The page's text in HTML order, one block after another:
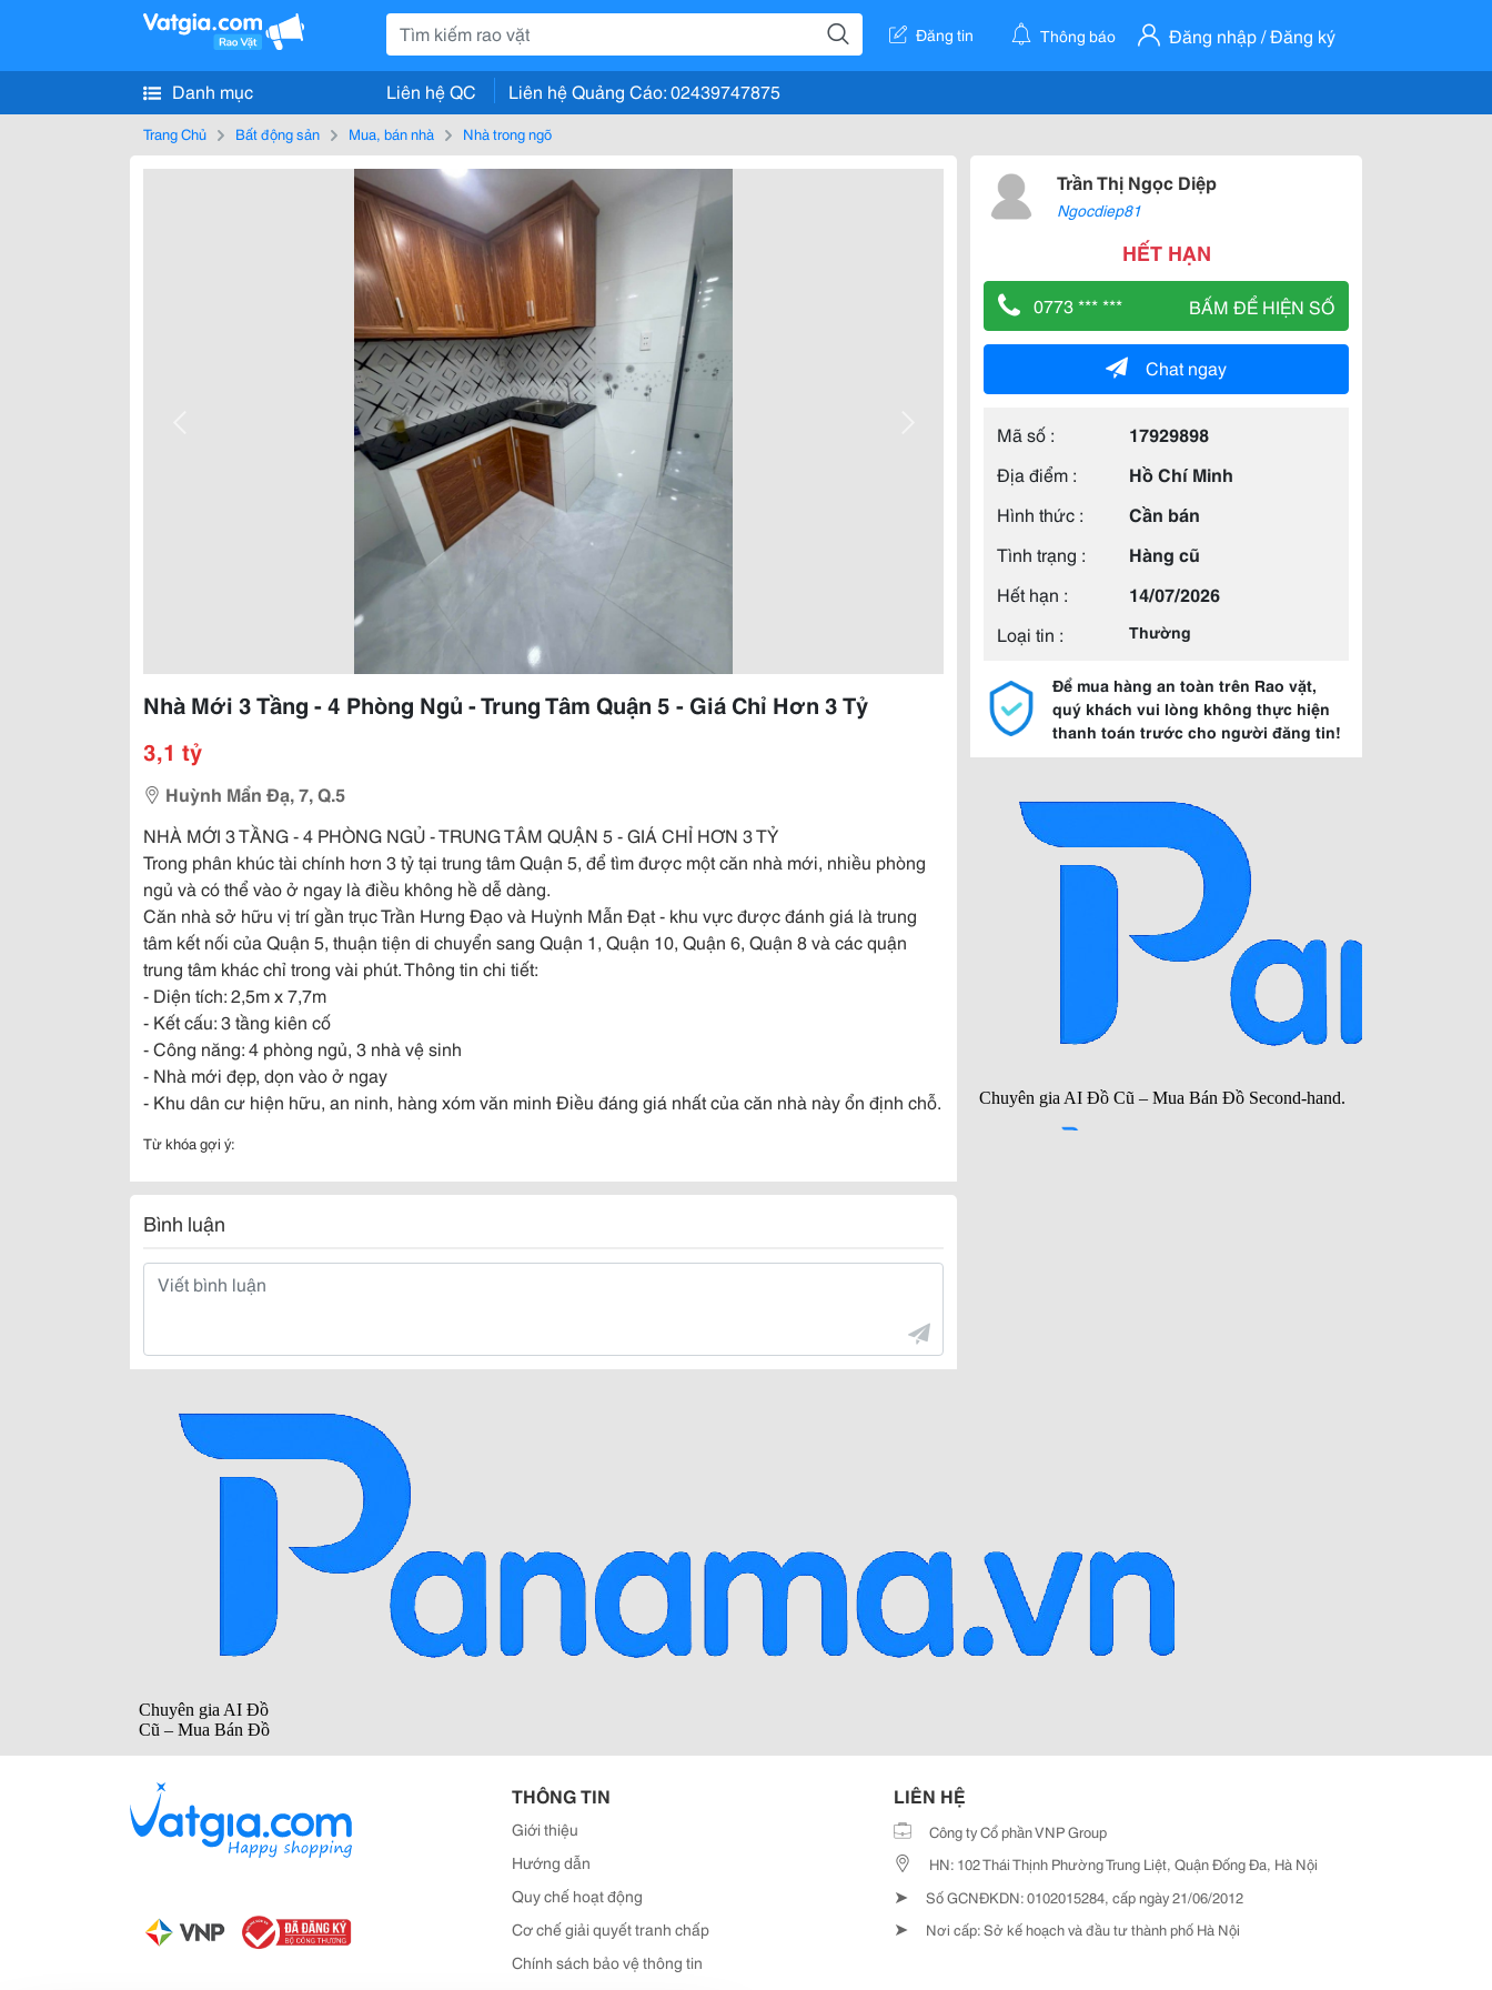
Đăng tin Thông báo Đăng nhập / Đăng ký
Danh mục Liên hệ QC Liên hệ Quảng Cáo: 02439747875
Trang Chủ Bất động sản Mua, bán nhà Nhà trong ngõ
Nhà Mới 3 Tầng - 4 Phòng Ngủ - Trung Tâm Quận 5 - Giá Chỉ Hơn 3 Tỷ
3,1 tỷ
Huỳnh Mẩn Đạ, 7, Q.5
NHÀ MỚI 3 TẦNG - 4 PHÒNG NGỦ - TRUNG TÂM QUẬN 5 - GIÁ CHỈ HƠN 3 TỶ
Trong phân khúc tài chính hơn 3 tỷ tại trung tâm Quận 5, để tìm được một căn nhà mới, nhiều phòng
ngủ và có thể vào ở ngay là điều không hề dễ dàng.
Căn nhà sở hữu vị trí gần trục Trần Hưng Đạo và Huỳnh Mẫn Đạt - khu vực được đánh giá là trung
tâm kết nối của Quận 5, thuận tiện di chuyển sang Quận 1, Quận 10, Quận 6, Quận 8 và các quận
trung tâm khác chỉ trong vài phút. Thông tin chi tiết:
- Diện tích: 2,5m x 7,7m
- Kết cấu: 3 tầng kiên cố
- Công năng: 4 phòng ngủ, 3 nhà vệ sinh
- Nhà mới đẹp, dọn vào ở ngay
- Khu dân cư hiện hữu, an ninh, hàng xóm văn minh Điều đáng giá nhất của căn nhà này ổn định chỗ.
Từ khóa gợi ý:
Bình luận
Trần Thị Ngọc Diệp
Ngocdiep81
HẾT HẠN
0773 *** *** BẤM ĐỂ HIỆN SỐ
Chat ngay
Mã số :
17929898
Địa điểm :
Hồ Chí Minh
Hình thức :
Cần bán
Tình trạng :
Hàng cũ
Hết hạn :
14/07/2026
Loại tin :
Thường
Để mua hàng an toàn trên Rao vặt,
quý khách vui lòng không thực hiện
thanh toán trước cho người đăng tin!
THÔNG TIN
Giới thiệu
Hướng dẫn
Quy chế hoạt động
Cơ chế giải quyết tranh chấp
Chính sách bảo vệ thông tin
LIÊN HỆ
Công ty Cổ phần VNP Group
HN: 102 Thái Thịnh Phường Trung Liệt, Quận Đống Đa, Hà Nội
➤ Số GCNĐKDN: 0102015284, cấp ngày 21/06/2012
➤ Nơi cấp: Sở kế hoạch và đầu tư thành phố Hà Nội